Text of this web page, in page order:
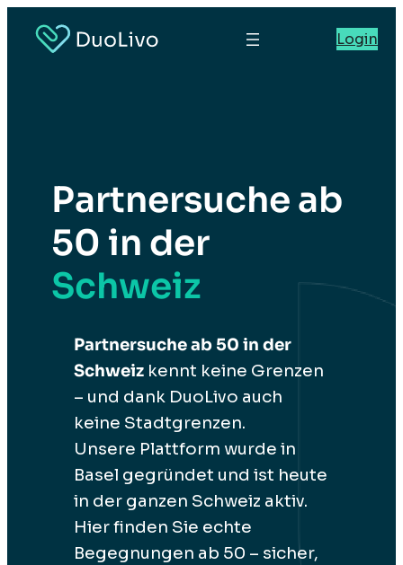
Login
Partnersuche ab
50 in der
Schweiz
Partnersuche ab 50 in der
Schweizkennt keine Grenzen
– und dank DuoLivo auch
keine Stadtgrenzen.
Unsere Plattform wurde in
Basel gegründet und ist heute
in der ganzen Schweiz aktiv.
Hier finden Sie echte
Begegnungen ab 50 – sicher,